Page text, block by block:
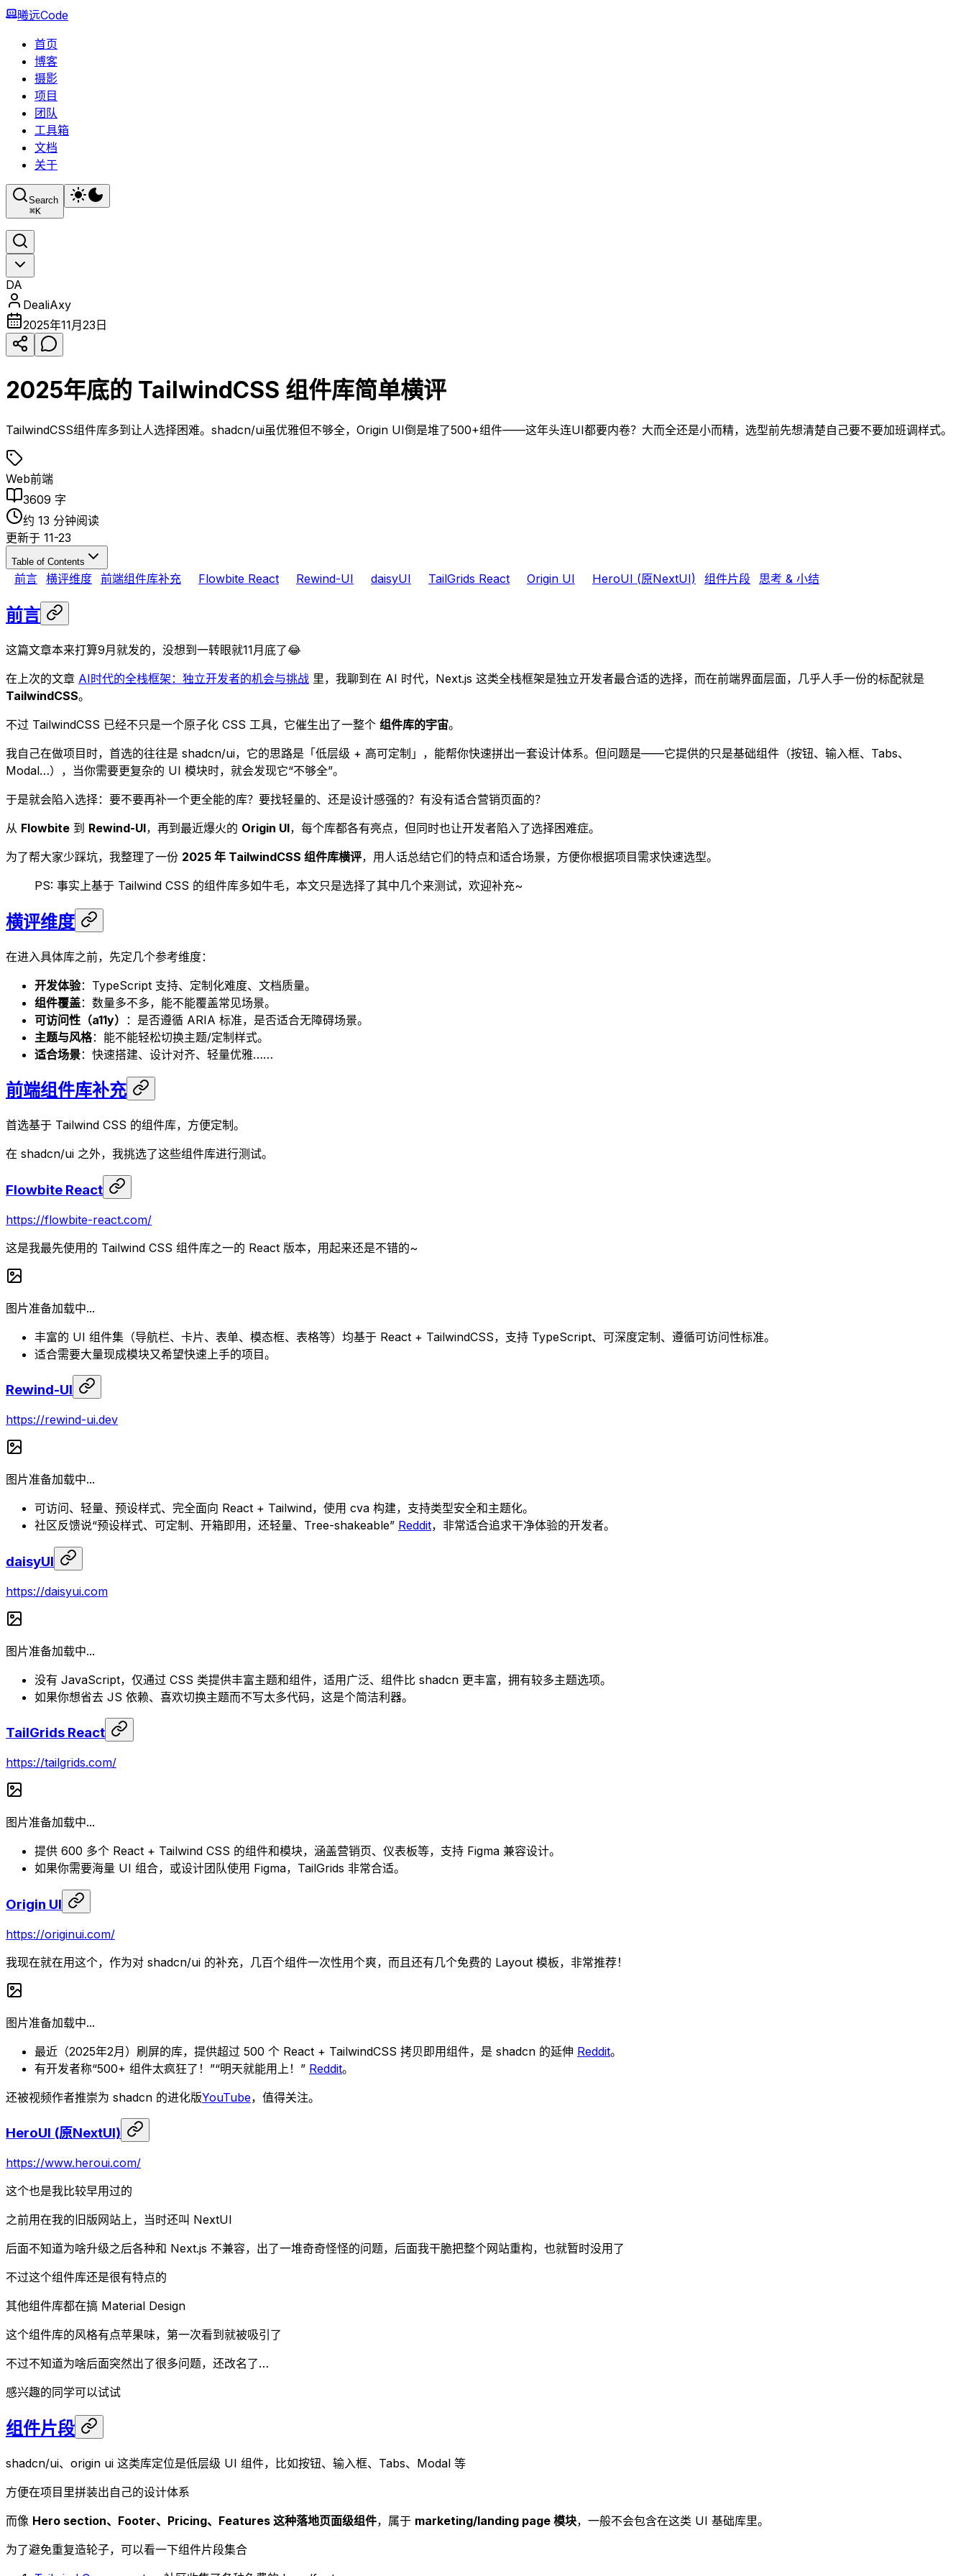
曦远Code
首页
博客
摄影
项目
团队
工具箱
文档
关于
Search
⌘K
DA
DealiAxy
2025年11月23日
2025年底的 TailwindCSS 组件库简单横评
TailwindCSS组件库多到让人选择困难。shadcn/ui虽优雅但不够全，Origin UI倒是堆了500+组件——这年头连UI都要内卷？大而全还是小而精，选型前先想清楚自己要不要加班调样式。
Web前端
3609 字
约 13 分钟阅读
更新于 11-23
Table of Contents
前言 横评维度 前端组件库补充 Flowbite React Rewind-UI daisyUI TailGrids React Origin UI HeroUI (原NextUI) 组件片段 思考 & 小结
前言
这篇文章本来打算9月就发的，没想到一转眼就11月底了😂
在上次的文章 AI时代的全栈框架：独立开发者的机会与挑战 里，我聊到在 AI 时代，Next.js 这类全栈框架是独立开发者最合适的选择，而在前端界面层面，几乎人手一份的标配就是
TailwindCSS。
不过 TailwindCSS 已经不只是一个原子化 CSS 工具，它催生出了一整个 组件库的宇宙。
我自己在做项目时，首选的往往是 shadcn/ui，它的思路是「低层级 + 高可定制」，能帮你快速拼出一套设计体系。但问题是——它提供的只是基础组件（按钮、输入框、Tabs、
Modal…），当你需要更复杂的 UI 模块时，就会发现它“不够全”。
于是就会陷入选择：要不要再补一个更全能的库？要找轻量的、还是设计感强的？有没有适合营销页面的？
从 Flowbite 到 Rewind-UI，再到最近爆火的 Origin UI，每个库都各有亮点，但同时也让开发者陷入了选择困难症。
为了帮大家少踩坑，我整理了一份 2025 年 TailwindCSS 组件库横评，用人话总结它们的特点和适合场景，方便你根据项目需求快速选型。
PS: 事实上基于 Tailwind CSS 的组件库多如牛毛，本文只是选择了其中几个来测试，欢迎补充~
横评维度
在进入具体库之前，先定几个参考维度：
开发体验：TypeScript 支持、定制化难度、文档质量。
组件覆盖：数量多不多，能不能覆盖常见场景。
可访问性（a11y）
：是否遵循 ARIA 标准，是否适合无障碍场景。
主题与风格：能不能轻松切换主题/定制样式。
适合场景：快速搭建、设计对齐、轻量优雅……
前端组件库补充
首选基于 Tailwind CSS 的组件库，方便定制。
在 shadcn/ui 之外，我挑选了这些组件库进行测试。
Flowbite React
https://flowbite-react.com/
这是我最先使用的 Tailwind CSS 组件库之一的 React 版本，用起来还是不错的~
图片准备加载中...
丰富的 UI 组件集（导航栏、卡片、表单、模态框、表格等）均基于 React + TailwindCSS，支持 TypeScript、可深度定制、遵循可访问性标准。
适合需要大量现成模块又希望快速上手的项目。
Rewind-UI
https://rewind-ui.dev
图片准备加载中...
可访问、轻量、预设样式、完全面向 React + Tailwind，使用 cva 构建，支持类型安全和主题化。
社区反馈说“预设样式、可定制、开箱即用，还轻量、Tree-shakeable” Reddit，非常适合追求干净体验的开发者。
daisyUI
https://daisyui.com
图片准备加载中...
没有 JavaScript，仅通过 CSS 类提供丰富主题和组件，适用广泛、组件比 shadcn 更丰富，拥有较多主题选项。
如果你想省去 JS 依赖、喜欢切换主题而不写太多代码，这是个简洁利器。
TailGrids React
https://tailgrids.com/
图片准备加载中...
提供 600 多个 React + Tailwind CSS 的组件和模块，涵盖营销页、仪表板等，支持 Figma 兼容设计。
如果你需要海量 UI 组合，或设计团队使用 Figma，TailGrids 非常合适。
Origin UI
https://originui.com/
我现在就在用这个，作为对 shadcn/ui 的补充，几百个组件一次性用个爽，而且还有几个免费的 Layout 模板，非常推荐！
图片准备加载中...
最近（2025年2月）刷屏的库，提供超过 500 个 React + TailwindCSS 拷贝即用组件，是 shadcn 的延伸 Reddit。
有开发者称“500+ 组件太疯狂了！”“明天就能用上！” Reddit。
还被视频作者推崇为 shadcn 的进化版YouTube，值得关注。
HeroUI (原NextUI)
https://www.heroui.com/
这个也是我比较早用过的
之前用在我的旧版网站上，当时还叫 NextUI
后面不知道为啥升级之后各种和 Next.js 不兼容，出了一堆奇奇怪怪的问题，后面我干脆把整个网站重构，也就暂时没用了
不过这个组件库还是很有特点的
其他组件库都在搞 Material Design
这个组件库的风格有点苹果味，第一次看到就被吸引了
不过不知道为啥后面突然出了很多问题，还改名了…
感兴趣的同学可以试试
组件片段
shadcn/ui、origin ui 这类库定位是低层级 UI 组件，比如按钮、输入框、Tabs、Modal 等
方便在项目里拼装出自己的设计体系
而像 Hero section、Footer、Pricing、Features 这种落地页面级组件，属于 marketing/landing page 模块，一般不会包含在这类 UI 基础库里。
为了避免重复造轮子，可以看一下组件片段集合